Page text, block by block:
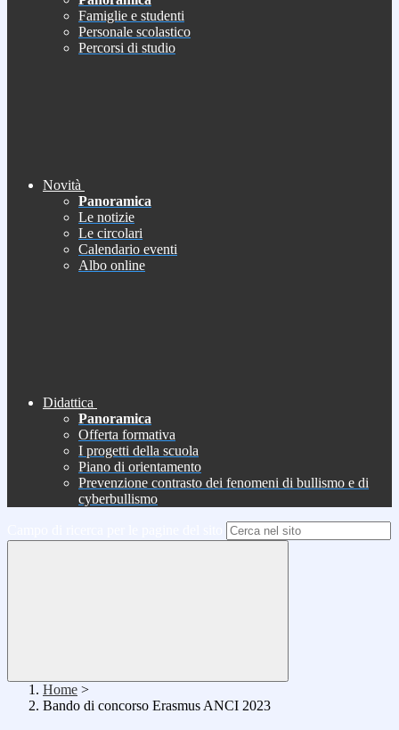
Famiglie e studenti
Personale scolastico
Percorsi di studio
Novità
Panoramica
Le notizie
Le circolari
Calendario eventi
Albo online
Didattica
Panoramica
Offerta formativa
I progetti della scuola
Piano di orientamento
Prevenzione contrasto dei fenomeni di bullismo e di
cyberbullismo
Home >
Bando di concorso Erasmus ANCI 2023